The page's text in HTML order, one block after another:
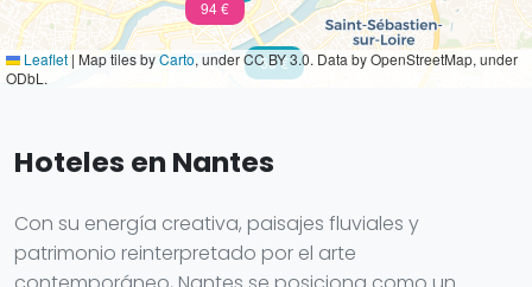
94 €
68 €
Leaflet | Map tiles byCarto, under CC BY 3.0. Data by OpenStreetMap, under
ODbL.
Hoteles en Nantes
Con su energía creativa, paisajes fluviales y
patrimonio reinterpretado por el arte